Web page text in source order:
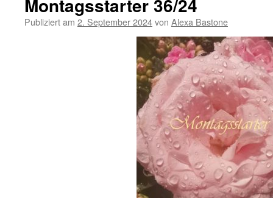
Montagsstarter 36/24
Publiziert am 2. September 2024von Alexa Bastone